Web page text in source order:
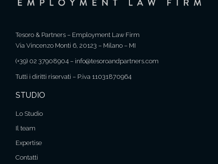
Tesoro & Partners – Employment Law Firm
Via Vincenzo Monti 6, 20123 – Milano – MI
(+39) 02 37908904 – info@tesoroandpartners.com
Tutti i diritti riservati – P.iva 11031870964
STUDIO
Lo Studio
Il team
Expertise
Contatti